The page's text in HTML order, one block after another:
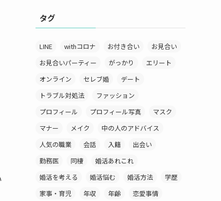
タグ
LINE withコロナ お付き合い
お見合い
お見合いパーティー
がっかり
エリート
オンライン
セレブ婚
デート
トラブル対処法
ファッション
プロフィール
プロフィール写真
マスク
マナー
メイク
中の人のアドバイス
人気の職業
会話 入籍
出会い
勤務医
同棲
婚活あれこれ
婚活を考える
婚活悩む 婚活方法
学歴
家事・育児
年収 年齢
恋愛事情